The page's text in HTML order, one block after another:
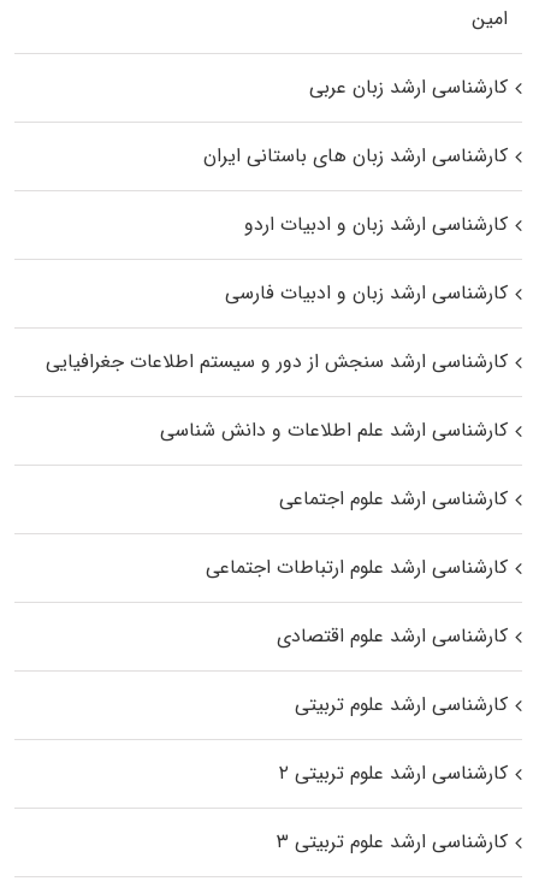
اﻣﻴﻦ
کارشناسی ارشد زبان عربی
کارشناسی ارشد زبان‌ های باستانی ایران
کارشناسی ارشد زبان و ادبیات اردو
کارشناسی ارشد زبان و ادبیات فارسی
کارشناسی ارشد سنجش از دور و سیستم اطلاعات جغرافیایی
کارشناسی ارشد علم اطلاعات و دانش شناسی
کارشناسی ارشد علوم اجتماعی
کارشناسی ارشد علوم ارتباطات اجتماعی
کارشناسی ارشد علوم اقتصادی
کارشناسی ارشد علوم تربیتی
کارشناسی ارشد علوم تربیتی ۲
کارشناسی ارشد علوم تربیتی ۳